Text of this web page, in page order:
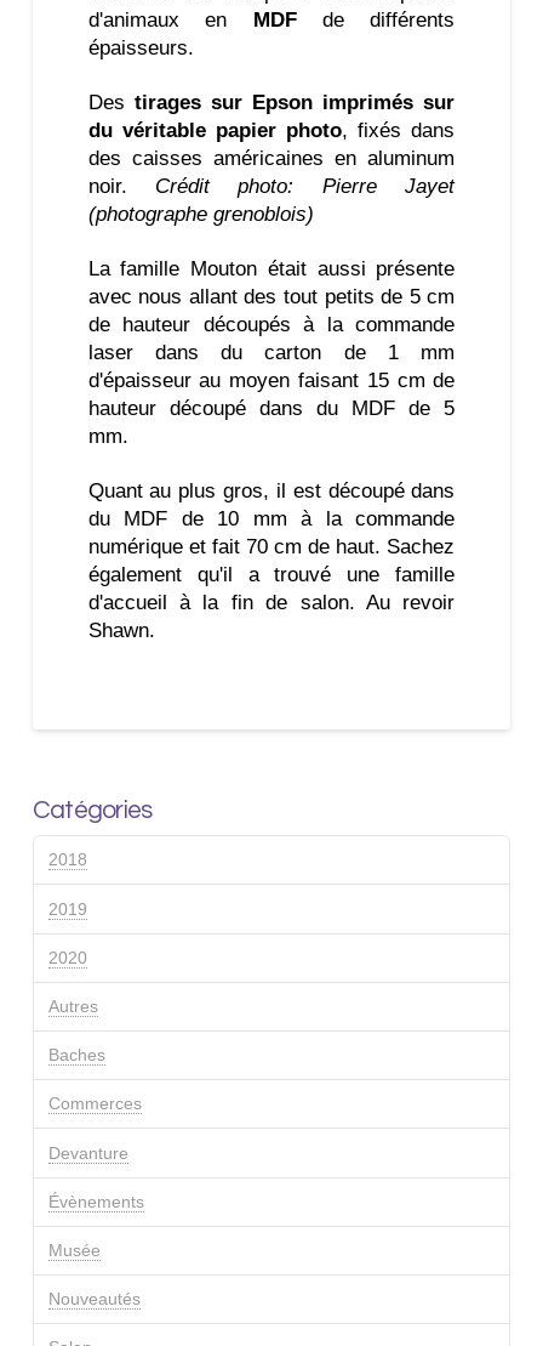
d'animaux en MDFde différents
épaisseurs.
Des tirages sur Epson imprimés sur
du véritable papier photo, fixés dans
des caisses américaines en aluminum
noir. Crédit photo: Pierre Jayet
(photographe grenoblois)
La famille Mouton était aussi présente
avec nous allant des tout petits de 5 cm
de hauteur découpés à la commande
laser dans du carton de 1 mm
d'épaisseur au moyen faisant 15 cm de
hauteur découpé dans du MDF de 5
mm.
Quant au plus gros, il est découpé dans
du MDF de 10 mm à la commande
numérique et fait 70 cm de haut. Sachez
également qu'il a trouvé une famille
d'accueil à la fin de salon. Au revoir
Shawn.
Catégories
2018
2019
2020
Autres
Baches
Commerces
Devanture
Évènements
Musée
Nouveautés